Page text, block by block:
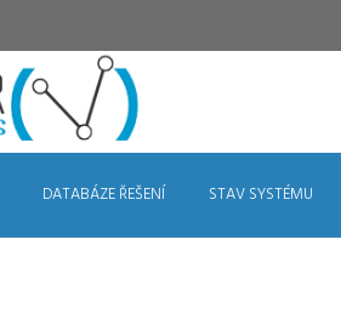
DATABÁZE ŘEŠENÍ STAV SYSTÉMU